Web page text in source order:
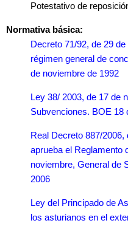
Potestativo de
Normativa básica:
Decreto 71/92, de 29
régimen general de
de noviembre de 1992
Ley 38/ 2003, de 17 de
Subvenciones. BOE 18
Real Decreto 887/2006,
aprueba el Reglamento
noviembre, General de
2006
Ley del Principado de
los asturianos en el